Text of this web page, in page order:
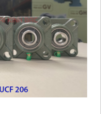
nhược điểm mà bạn